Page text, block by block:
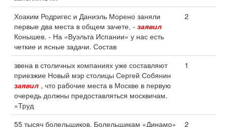
Хоаким Родригес и Даниэль Морено заняли
первые два места в общем зачете, - заявил
Конышев. - На «Вуэльта Испании» у нас есть
четкие и ясные задачи. Состав
2
звена в столичных компаниях уже составляют
приезжие Новый мэр столицы Сергей Собянин
заявил , что рабочие места в Москве в первую
очередь должны предоставляться москвичам.
«Труд
1
55 тысяч болельщиков. Болельщикам «Динамо»
2